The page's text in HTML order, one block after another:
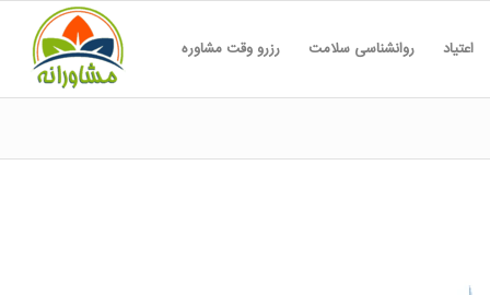
اعتیاد روانشناسی سلامت رزرو وقت مشاوره